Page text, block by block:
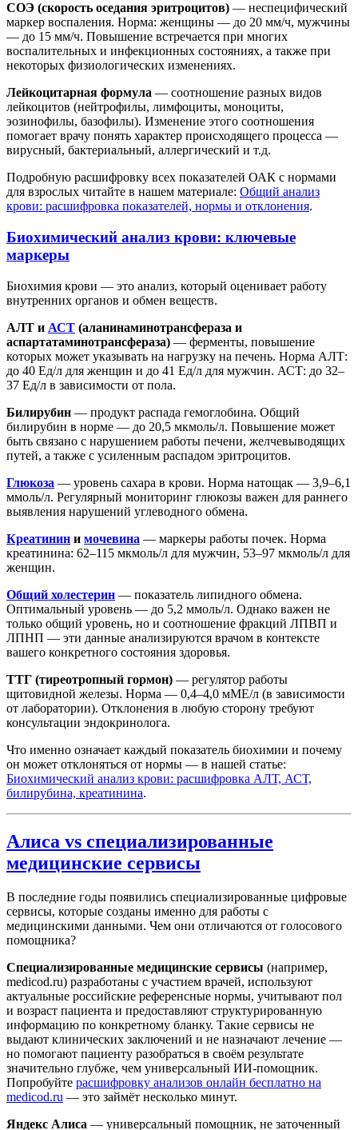
СОЭ (скорость оседания эритроцитов) — неспецифический
маркер воспаления. Норма: женщины — до 20 мм/ч, мужчины
— до 15 мм/ч. Повышение встречается при многих
воспалительных и инфекционных состояниях, а также при
некоторых физиологических изменениях.
Лейкоцитарная формула — соотношение разных видов
лейкоцитов (нейтрофилы, лимфоциты, моноциты,
эозинофилы, базофилы). Изменение этого соотношения
помогает врачу понять характер происходящего процесса —
вирусный, бактериальный, аллергический и т.д.
Подробную расшифровку всех показателей ОАК с нормами
для взрослых читайте в нашем материале: Общий анализ
крови: расшифровка показателей, нормы и отклонения.
Биохимический анализ крови: ключевые
маркеры
Биохимия крови — это анализ, который оценивает работу
внутренних органов и обмен веществ.
АЛТ и АСТ (аланинаминотрансфераза и
аспартатаминотрансфераза) — ферменты, повышение
которых может указывать на нагрузку на печень. Норма АЛТ:
до 40 Ед/л для женщин и до 41 Ед/л для мужчин. АСТ: до 32–
37 Ед/л в зависимости от пола.
Билирубин — продукт распада гемоглобина. Общий
билирубин в норме — до 20,5 мкмоль/л. Повышение может
быть связано с нарушением работы печени, желчевыводящих
путей, а также с усиленным распадом эритроцитов.
Глюкоза — уровень сахара в крови. Норма натощак — 3,9–6,1
ммоль/л. Регулярный мониторинг глюкозы важен для раннего
выявления нарушений углеводного обмена.
Креатинин и мочевина — маркеры работы почек. Норма
креатинина: 62–115 мкмоль/л для мужчин, 53–97 мкмоль/л для
женщин.
Общий холестерин — показатель липидного обмена.
Оптимальный уровень — до 5,2 ммоль/л. Однако важен не
только общий уровень, но и соотношение фракций ЛПВП и
ЛПНП — эти данные анализируются врачом в контексте
вашего конкретного состояния здоровья.
ТТГ (тиреотропный гормон) — регулятор работы
щитовидной железы. Норма — 0,4–4,0 мМЕ/л (в зависимости
от лаборатории). Отклонения в любую сторону требуют
консультации эндокринолога.
Что именно означает каждый показатель биохимии и почему
он может отклоняться от нормы — в нашей статье:
Биохимический анализ крови: расшифровка АЛТ, АСТ,
билирубина, креатинина.
Алиса vs специализированные
медицинские сервисы
В последние годы появились специализированные цифровые
сервисы, которые созданы именно для работы с
медицинскими данными. Чем они отличаются от голосового
помощника?
Специализированные медицинские сервисы (например,
medicod.ru) разработаны с участием врачей, используют
актуальные российские референсные нормы, учитывают пол
и возраст пациента и предоставляют структурированную
информацию по конкретному бланку. Такие сервисы не
выдают клинических заключений и не назначают лечение —
но помогают пациенту разобраться в своём результате
значительно глубже, чем универсальный ИИ-помощник.
Попробуйте расшифровку анализов онлайн бесплатно на
medicod.ru — это займёт несколько минут.
Яндекс Алиса — универсальный помощник, не заточенный